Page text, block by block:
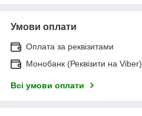
Умови оплати
Оплата за реквізитами
Монобанк (Реквізити на Viber)
Всі умови оплати